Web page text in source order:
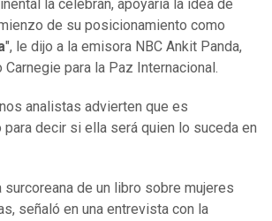
la celebran, apoyaría la idea de
de su posicionamiento como
", le dijo a la emisora NBC Ankit Panda,
para la Paz Internacional.
analistas advierten que es
decir si ella será quien lo suceda en
surcoreana de un libro sobre mujeres
señaló en una entrevista con la